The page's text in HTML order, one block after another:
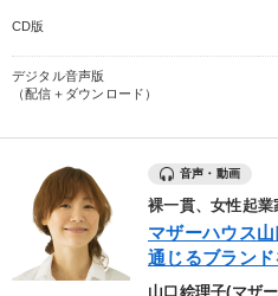
CD版
デジタル音声版
（配信＋ダウンロード）
音声・動画
裸一貫、女性起
マザーハウス
通じるブラン
山口絵理子(マザ